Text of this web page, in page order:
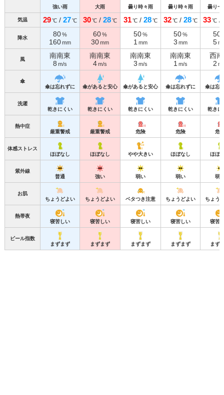
強い雨 大雨 曇り時々雨 曇り時々雨 曇り一
気温 29℃/ 27℃ 30℃/ 28℃ 31℃/ 28℃ 32℃/ 28℃ 33℃/
降水 80%
160mm
60%
30mm
50%
1 mm
50%
3 mm
50
5
風
南南東
8 m/s
南南東
4m/s
南南東
3 m/s
南南東
1 m/s
西
2
傘
傘は忘れずに
傘があると安心 傘があると安心 傘は忘れずに 傘は忘
洗濯
乾きにくい
乾きにくい 乾きにくい 乾きにくい 乾きに
熱中症
厳重警戒
厳重警戒 危険 危険 危
体感ストレス
ほぼなし
ほぼなし やや大きい ほぼなし ほぼ
紫外線
普通
強い 弱い 弱い 弱
お肌
ちょうどよい
ちょうどよい ベタつき注意 ちょうどよい ちょう
熱帯夜
寝苦しい
寝苦しい 寝苦しい 寝苦しい 寝苦
ビール指数
まずまず
まずまず まずまず まずまず まず